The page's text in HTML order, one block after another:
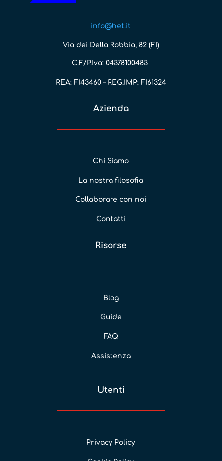
info@het.it
Via dei Della Robbia, 82 (FI)
C.F/P.Iva: 04378100483
REA: FI43460 – REG.IMP: FI61324
Azienda
Chi Siamo
La nostra filosofia
Collaborare con noi
Contatti
Risorse
Blog
Guide
FAQ
Assistenza
Utenti
Privacy Policy